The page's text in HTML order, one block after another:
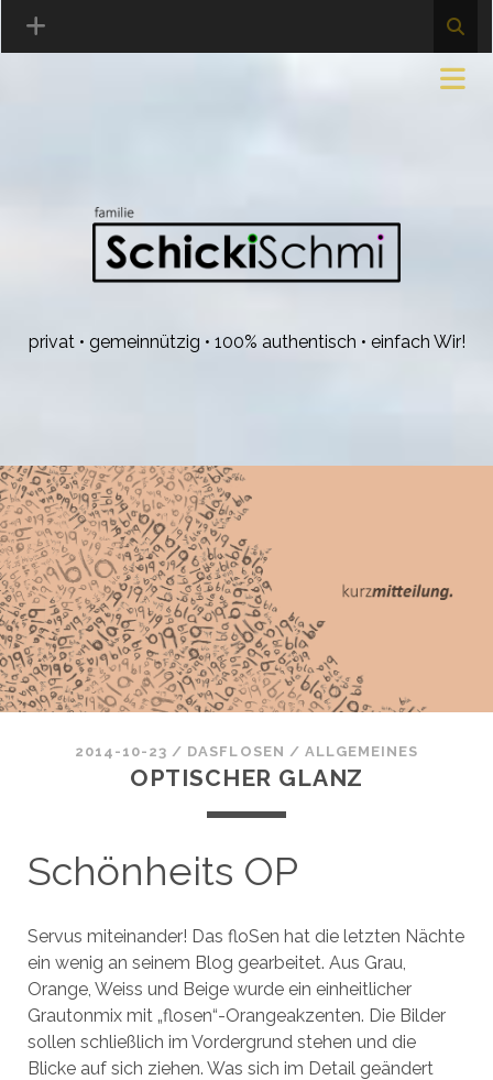
privat • gemeinnützig • 100% authentisch • einfach Wir!
2014-10-23 / DASFLOSEN / ALLGEMEINES
OPTISCHER GLANZ
Schönheits OP
Servus miteinander! Das floSen hat die letzten Nächte
ein wenig an seinem Blog gearbeitet. Aus Grau,
Orange, Weiss und Beige wurde ein einheitlicher
Grautonmix mit „flosen“-Orangeakzenten. Die Bilder
sollen schließlich im Vordergrund stehen und die
Blicke auf sich ziehen. Was sich im Detail geändert